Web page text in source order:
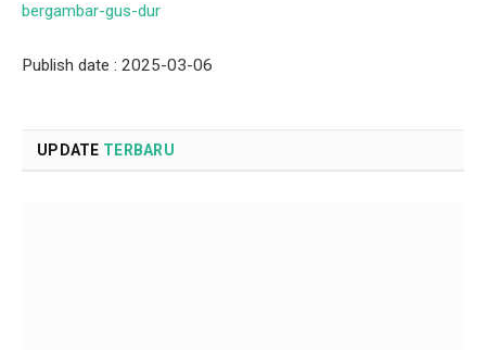
bergambar-gus-dur
Publish date : 2025-03-06
UPDATE TERBARU